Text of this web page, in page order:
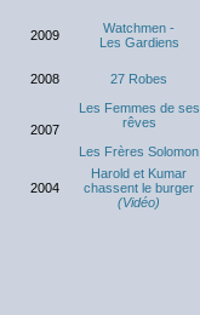
2009
Watchmen -
Les Gardiens
2008 27 Robes
2007
Les Femmes de ses
rêves
Les Frères Solomon
2004
Harold et Kumar
chassent le burger
(Vidéo)